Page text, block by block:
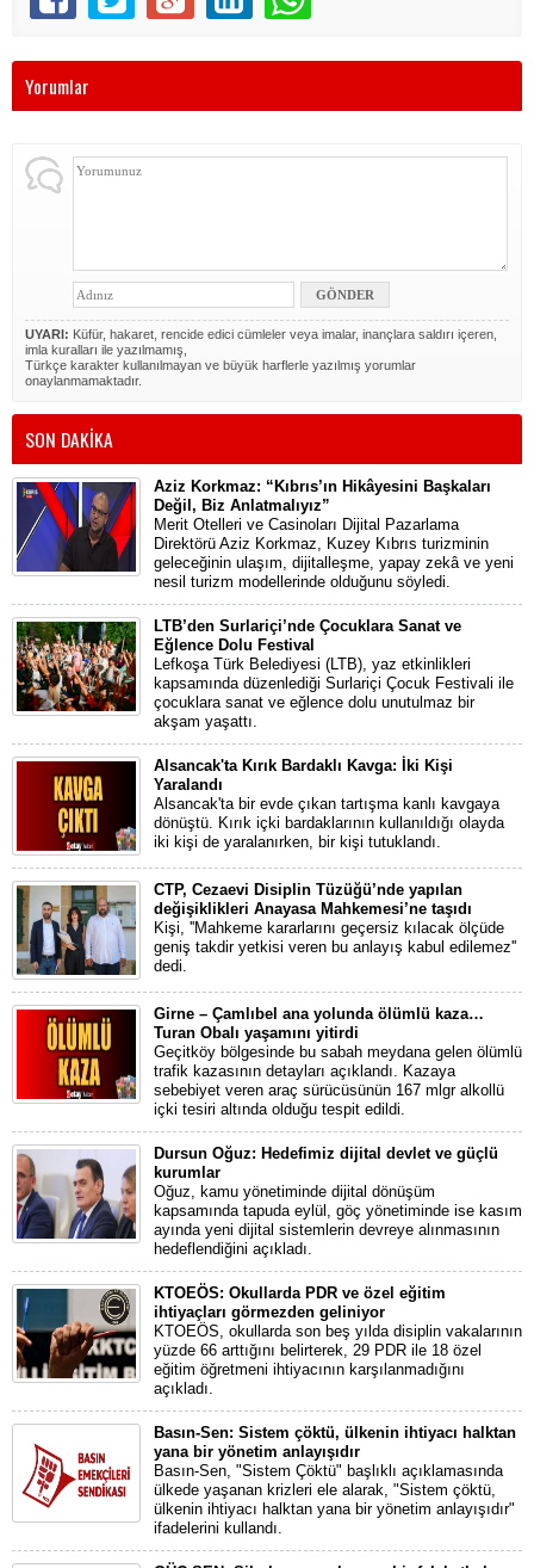
Yorumlar
UYARI: Küfür, hakaret, rencide edici cümleler veya imalar, inançlara saldırı içeren,
imla kuralları ile yazılmamış,
Türkçe karakter kullanılmayan ve büyük harflerle yazılmış yorumlar
onaylanmamaktadır.
SON DAKİKA
Aziz Korkmaz: “Kıbrıs’ın Hikâyesini Başkaları
Değil, Biz Anlatmalıyız”
Merit Otelleri ve Casinoları Dijital Pazarlama
Direktörü Aziz Korkmaz, Kuzey Kıbrıs turizminin
geleceğinin ulaşım, dijitalleşme, yapay zekâ ve yeni
nesil turizm modellerinde olduğunu söyledi.
LTB’den Surlariçi’nde Çocuklara Sanat ve
Eğlence Dolu Festival
Lefkoşa Türk Belediyesi (LTB), yaz etkinlikleri
kapsamında düzenlediği Surlariçi Çocuk Festivali ile
çocuklara sanat ve eğlence dolu unutulmaz bir
akşam yaşattı.
Alsancak'ta Kırık Bardaklı Kavga: İki Kişi
Yaralandı
Alsancak'ta bir evde çıkan tartışma kanlı kavgaya
dönüştü. Kırık içki bardaklarının kullanıldığı olayda
iki kişi de yaralanırken, bir kişi tutuklandı.
CTP, Cezaevi Disiplin Tüzüğü’nde yapılan
değişiklikleri Anayasa Mahkemesi’ne taşıdı
Kişi, ''Mahkeme kararlarını geçersiz kılacak ölçüde
geniş takdir yetkisi veren bu anlayış kabul edilemez''
dedi.
Girne – Çamlıbel ana yolunda ölümlü kaza…
Turan Obalı yaşamını yitirdi
Geçitköy bölgesinde bu sabah meydana gelen ölümlü
trafik kazasının detayları açıklandı. Kazaya
sebebiyet veren araç sürücüsünün 167 mlgr alkollü
içki tesiri altında olduğu tespit edildi.
Dursun Oğuz: Hedefimiz dijital devlet ve güçlü
kurumlar
Oğuz, kamu yönetiminde dijital dönüşüm
kapsamında tapuda eylül, göç yönetiminde ise kasım
ayında yeni dijital sistemlerin devreye alınmasının
hedeflendiğini açıkladı.
KTOEÖS: Okullarda PDR ve özel eğitim
ihtiyaçları görmezden geliniyor
KTOEÖS, okullarda son beş yılda disiplin vakalarının
yüzde 66 arttığını belirterek, 29 PDR ile 18 özel
eğitim öğretmeni ihtiyacının karşılanmadığını
açıkladı.
Basın-Sen: Sistem çöktü, ülkenin ihtiyacı halktan
yana bir yönetim anlayışıdır
Basın-Sen, "Sistem Çöktü" başlıklı açıklamasında
ülkede yaşanan krizleri ele alarak, "Sistem çöktü,
ülkenin ihtiyacı halktan yana bir yönetim anlayışıdır"
ifadelerini kullandı.